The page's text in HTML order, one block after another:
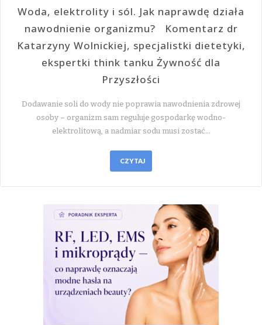
Woda, elektrolity i sól. Jak naprawdę działa
nawodnienie organizmu? Komentarz dr
Katarzyny Wolnickiej, specjalistki dietetyki,
ekspertki think tanku Żywność dla
Przyszłości
Dodawanie soli do wody nie poprawia nawodnienia zdrowej
osoby – organizm sam reguluje gospodarkę wodno-
elektrolitową, a nadmiar sodu musi zostać…
CZYTAJ